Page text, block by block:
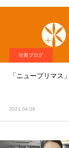
社長ブログ
「ニュープリマス」
2021.04.08